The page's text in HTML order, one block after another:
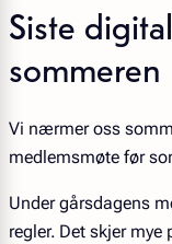
Siste
sommeren
Vi nærmer oss
medlemsmøte før
Under gårsdagens
regler. Det skjer